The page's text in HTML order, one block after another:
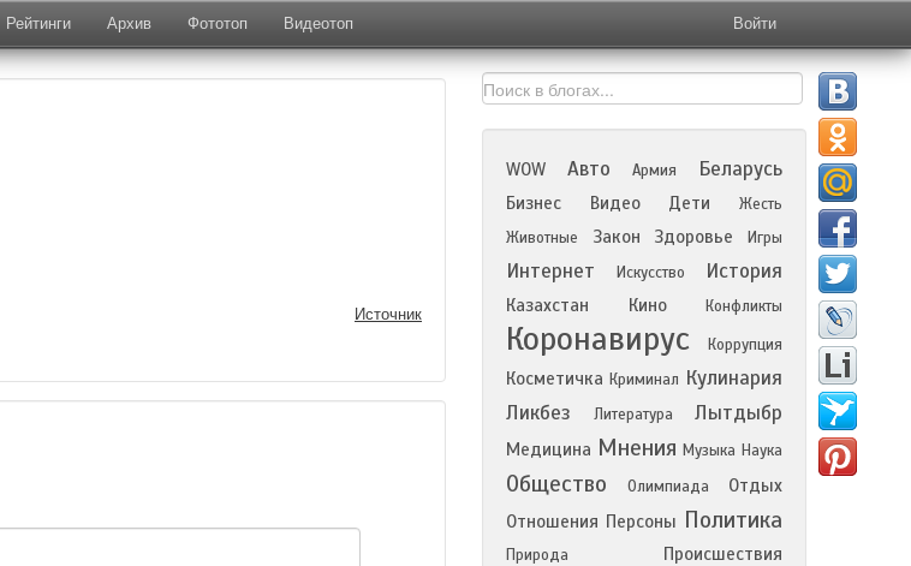
Рейтинги Архив Фототоп Видеотоп Войти
Источник
WOW Авто Армия Беларусь
Бизнес Видео Дети
Жесть
Животные
Закон Здоровье Игры
Интернет Искусство История
Казахстан Кино Конфликты
Коронавирус Коррупция
Косметичка Криминал Кулинария
Ликбез
Литература Лытдыбр
Медицина Мнения Музыка Наука
Общество Олимпиада
Отдых
Отношения Персоны Политика
Природа
Происшествия